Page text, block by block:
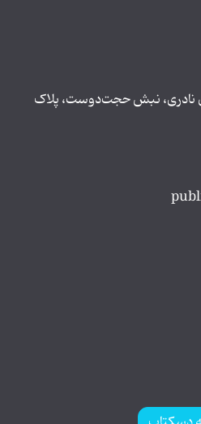
نادری، نبش حجت‌دوست، پلاک